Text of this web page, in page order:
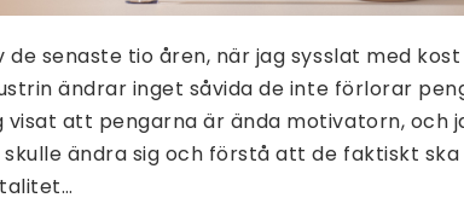
de senaste tio åren, när jag sysslat med
ändrar inget såvida de inte förlorar
visat att pengarna är ända motivatorn, och
ändra sig och förstå att de faktiskt